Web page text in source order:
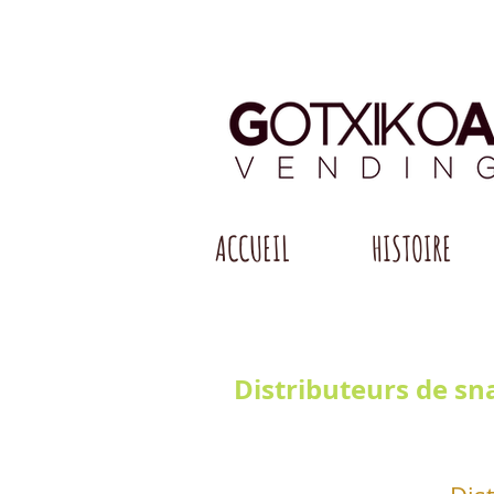
ACCUEIL HISTOIRE
Distributeurs de